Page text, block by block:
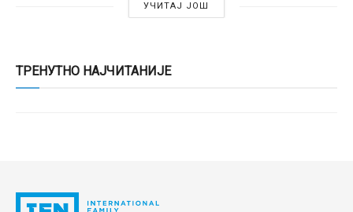
УЧИТАЈ ЈОШ
ТРЕНУТНО НАЈЧИТАНИЈЕ